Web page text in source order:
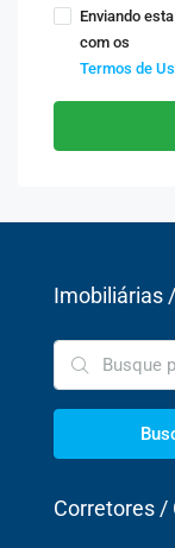
Enviando
com os
Termos de
Imobiliárias
Corretores /